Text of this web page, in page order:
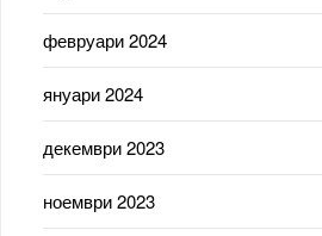
февруари 2024
януари 2024
декември 2023
ноември 2023